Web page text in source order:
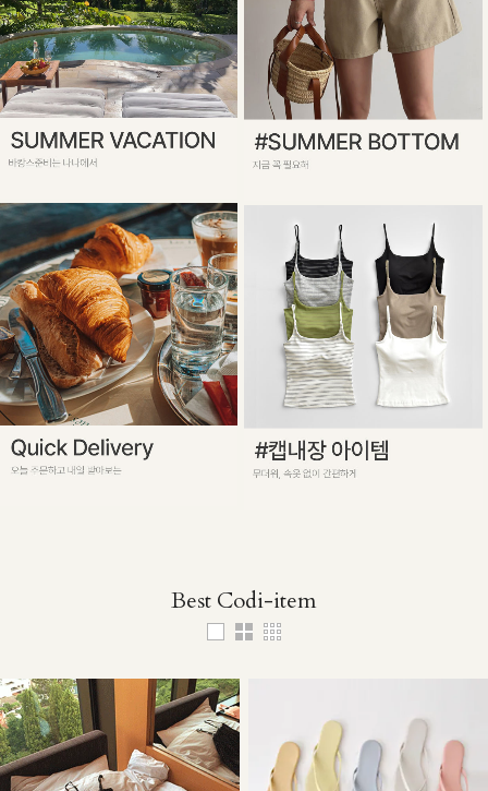
Best Codi-item